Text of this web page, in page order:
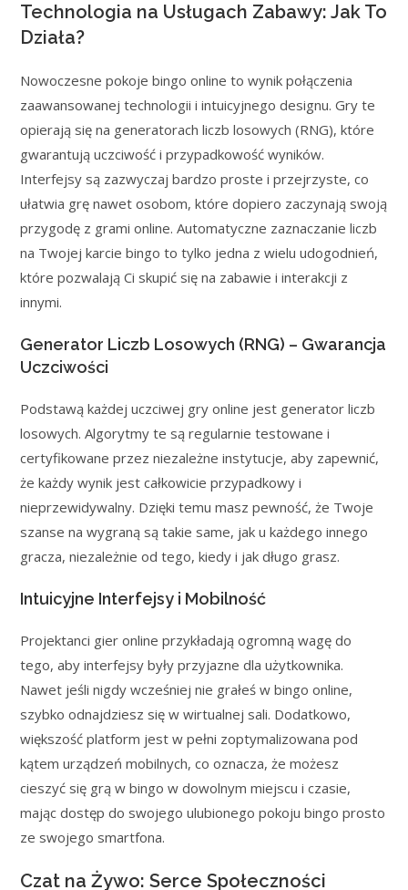
Technologia na Usługach Zabawy: Jak To
Działa?
Nowoczesne pokoje bingo online to wynik połączenia
zaawansowanej technologii i intuicyjnego designu. Gry te
opierają się na generatorach liczb losowych (RNG), które
gwarantują uczciwość i przypadkowość wyników.
Interfejsy są zazwyczaj bardzo proste i przejrzyste, co
ułatwia grę nawet osobom, które dopiero zaczynają swoją
przygodę z grami online. Automatyczne zaznaczanie liczb
na Twojej karcie bingo to tylko jedna z wielu udogodnień,
które pozwalają Ci skupić się na zabawie i interakcji z
innymi.
Generator Liczb Losowych (RNG) – Gwarancja
Uczciwości
Podstawą każdej uczciwej gry online jest generator liczb
losowych. Algorytmy te są regularnie testowane i
certyfikowane przez niezależne instytucje, aby zapewnić,
że każdy wynik jest całkowicie przypadkowy i
nieprzewidywalny. Dzięki temu masz pewność, że Twoje
szanse na wygraną są takie same, jak u każdego innego
gracza, niezależnie od tego, kiedy i jak długo grasz.
Intuicyjne Interfejsy i Mobilność
Projektanci gier online przykładają ogromną wagę do
tego, aby interfejsy były przyjazne dla użytkownika.
Nawet jeśli nigdy wcześniej nie grałeś w bingo online,
szybko odnajdziesz się w wirtualnej sali. Dodatkowo,
większość platform jest w pełni zoptymalizowana pod
kątem urządzeń mobilnych, co oznacza, że możesz
cieszyć się grą w bingo w dowolnym miejscu i czasie,
mając dostęp do swojego ulubionego pokoju bingo prosto
ze swojego smartfona.
Czat na Żywo: Serce Społeczności